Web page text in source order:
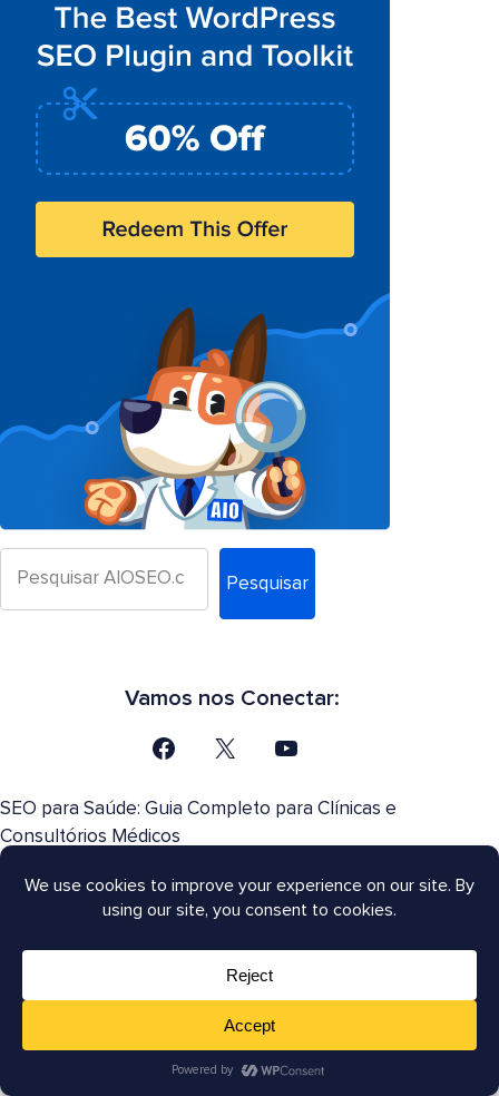
Pesquisar
Vamos nos Conectar:
SEO para Saúde: Guia Completo para Clínicas e
Consultórios Médicos
8 Melhores Ferramentas de Monitoramento de SEO
para WordPress
SEO para Escritórios de Advocacia: Como ter um
ranking melhor no Google em 2026?
A reformulação da Pesquisa de IA do Google: o que os
proprietários de sites precisam saber